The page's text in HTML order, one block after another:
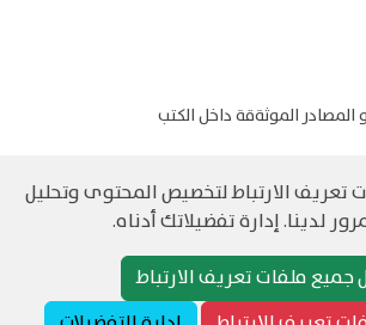
المصادر الموثةقة داخل الكتب
مرجح جميع الحقوق محفوظةسياسة و الخصوصية
الارتباط لتخصيص المحتوى وتحليل
لدينا. إدارة تفضيلاتك أدناه.
جميع ملفات تعريف الارتباط